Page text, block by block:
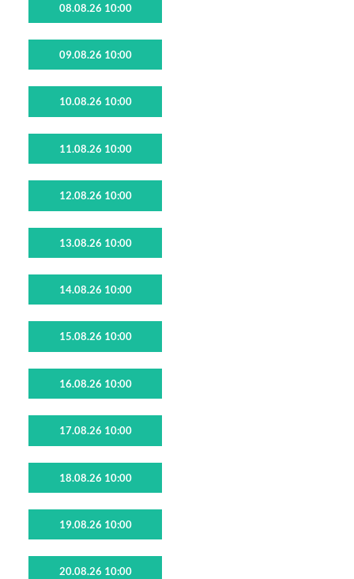
08.08.26 10:00
09.08.26 10:00
10.08.26 10:00
11.08.26 10:00
12.08.26 10:00
13.08.26 10:00
14.08.26 10:00
15.08.26 10:00
16.08.26 10:00
17.08.26 10:00
18.08.26 10:00
19.08.26 10:00
20.08.26 10:00